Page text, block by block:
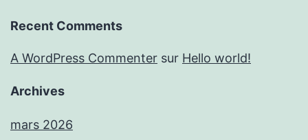
Recent Comments
A WordPress Commenter sur Hello world!
Archives
mars 2026